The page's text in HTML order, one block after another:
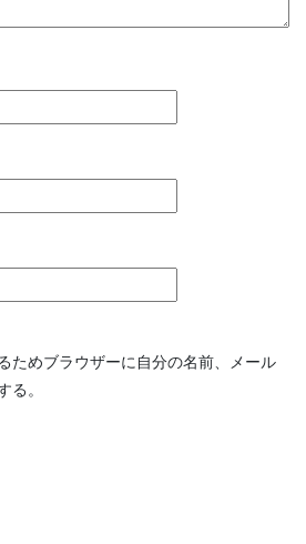
ためブラウザーに自分の名前、メール
る。